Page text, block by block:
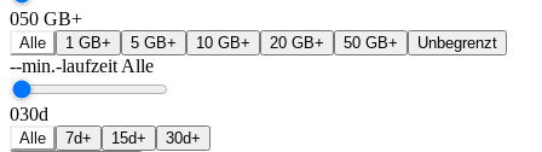
050 GB+
Alle 1 GB+ 5 GB+ 10 GB+ 20 GB+ 50 GB+ Unbegrenzt
--min.-laufzeit Alle
030d
Alle 7d+ 15d+
30d+